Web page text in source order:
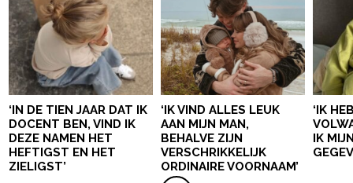
‘IN DE TIEN JAAR DAT IK
DOCENT BEN, VIND IK
DEZE NAMEN HET
HEFTIGST EN HET
ZIELIGST’
‘IK VIND ALLES LEUK
AAN MIJN MAN,
BEHALVE ZIJN
VERSCHRIKKELIJK
ORDINAIRE VOORNAAM’
‘IK
IK